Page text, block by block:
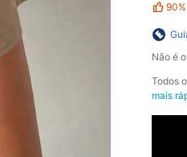
90%
Não é
Todos
mais